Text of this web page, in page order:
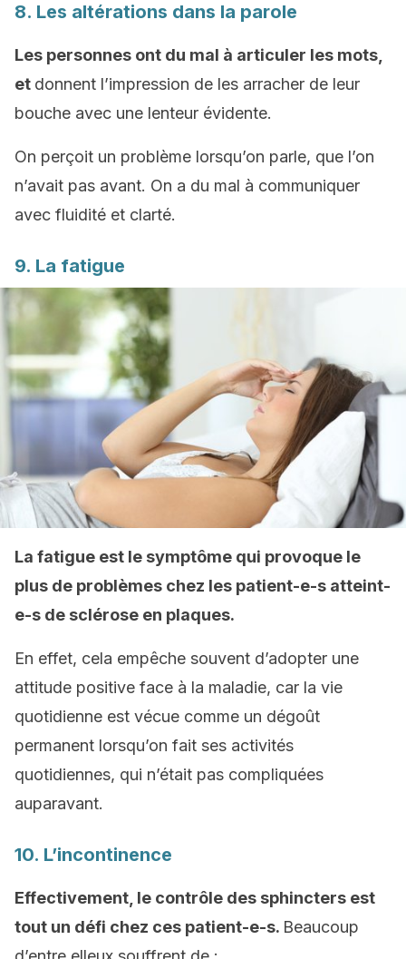
8. Les altérations dans la parole
Les personnes ont du mal à articuler les mots,
et donnent l’impression de les arracher de leur
bouche avec une lenteur évidente.
On perçoit un problème lorsqu’on parle, que l’on
n’avait pas avant. On a du mal à communiquer
avec fluidité et clarté.
9. La fatigue
La fatigue est le symptôme qui provoque le
plus de problèmes chez les patient-e-s atteint-
e-s de sclérose en plaques.
En effet, cela empêche souvent d’adopter une
attitude positive face à la maladie, car la vie
quotidienne est vécue comme un dégoût
permanent lorsqu’on fait ses activités
quotidiennes, qui n’était pas compliquées
auparavant.
10. L’incontinence
Effectivement, le contrôle des sphincters est
tout un défi chez ces patient-e-s. Beaucoup